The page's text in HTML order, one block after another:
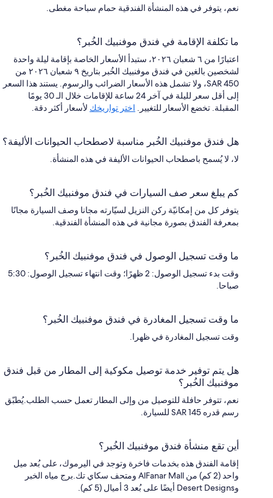
نعم، يتوفر في هذه المنشأة الفندقية حمام سباحة مغطى.
ما تكلفة الإقامة في فندق موفنبيك الخُبر؟
اعتبارًا من ٦ شعبان ٢٠٢٦، ستبدأ الأسعار الخاصة بإقامة ليلة واحدة
لشخصين بالغين في فندق موفنبيك الخُبر بتاريخ ٩ شعبان ٢٠٢٦ من
SAR 450، ولا تشمل هذه الأسعار الضرائب والرسوم. يستند هذا السعر
إلى أقل سعر لليلة في آخر 24 ساعة للإقامات خلال الـ 30 يومًا
المقبلة. تخضع الأسعار للتغيير. اختر تواريخك لأسعار أكثر دقة.
هل فندق موفنبيك الخُبر مناسبة لاصطحاب الحيوانات الأليفة؟
لا، لا يُسمح باصطحاب الحيوانات الأليفة في هذه المنشأة.
كم يبلغ سعر صف السيارات في فندق موفنبيك الخُبر؟
يتوفر كل من إمكانيّة ركن النزيل لسيّارته مجانا وصف السيارة مجانًا
بمعرفة الفندق بصورة مجانية في هذه المنشأة الفندقية.
ما وقت تسجيل الوصول في فندق موفنبيك الخُبر؟
وقت بدء تسجيل الوصول: 2 ظهرًا؛ وقت انتهاء تسجيل الوصول: 5:30
صباحا.
ما وقت تسجيل المغادرة في فندق موفنبيك الخُبر؟
وقت تسجيل المغادرة في ظهرا.
هل يتم توفير خدمة توصيل مكوكية إلى المطار من قبل فندق
موفنبيك الخُبر؟
نعم، تتوفر حافلة للتوصيل من وإلى المطار تعمل حسب الطلب.يُطبّق
رسم قدره SAR 145 للسيارة.
أين تقع منشأة فندق موفنبيك الخُبر؟
إقامة الفندق هذه بخدمات فاخرة وتوجد في اليرموك، على بُعد ميل
واحد (2 كم) من AlFanar Mall ومتحف سكاي تك.برج مياه الخبر
وDesert Designs أيضًا على بُعد 3 أميال (5 كم).